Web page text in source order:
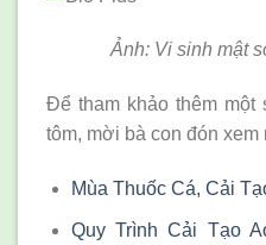
Ảnh: Vi sinh mật
Để tham khảo thêm một
tôm, mời bà con đón
Mùa Thuốc Cá, Cải
Quy Trình Cải Tạo